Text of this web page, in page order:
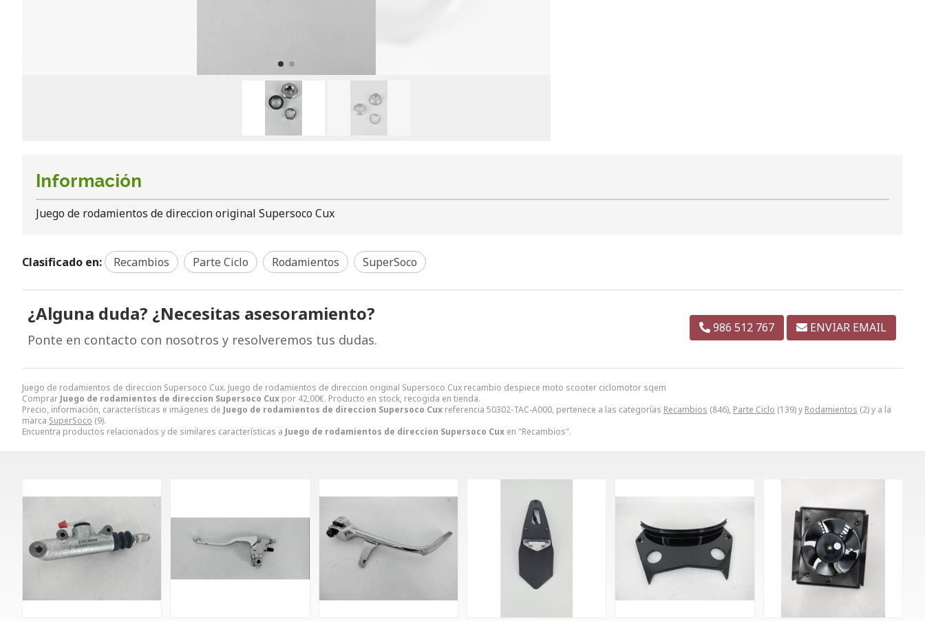
Juego de rodamientos de direccion Supersoco Cux. Juego de rodamientos de direccion original Supersoco Cux recambio despiece moto scooter ciclomotor sqem
Comprar Juego de rodamientos de direccion Supersoco Cux por 42,00€. Producto en stock, recogida en tienda.
Precio, información, características e imágenes de Juego de rodamientos de direccion Supersoco Cux referencia 50302-TAC-A000, pertenece a las categorías Recambios (846), Parte Ciclo (139) y Rodamientos (2) y a la
marca SuperSoco (9).
Encuentra productos relacionados y de similares características a Juego de rodamientos de direccion Supersoco Cux en "Recambios".
Información
Juego de rodamientos de direccion original Supersoco Cux
Clasificado en: Recambios Parte Ciclo Rodamientos SuperSoco
¿Alguna duda? ¿Necesitas asesoramiento?
Ponte en contacto con nosotros y resolveremos tus dudas.
986 512 767 ENVIAR EMAIL